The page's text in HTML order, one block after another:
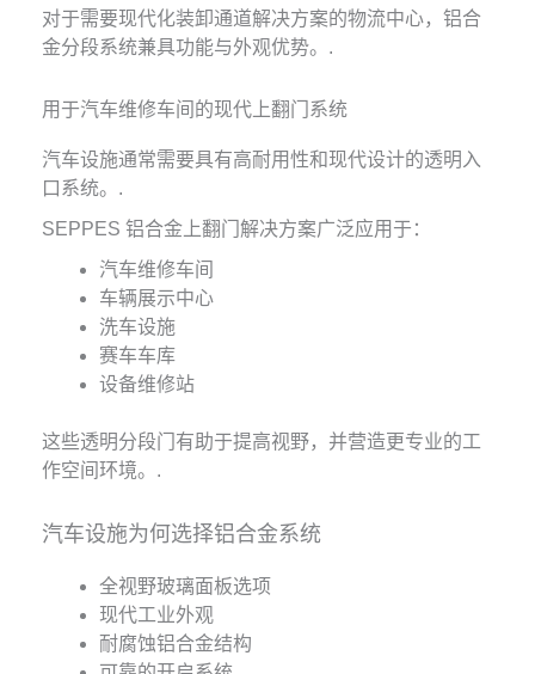
对于需要现代化装卸通道解决方案的物流中心，铝合
金分段系统兼具功能与外观优势。.
用于汽车维修车间的现代上翻门系统
汽车设施通常需要具有高耐用性和现代设计的透明入
口系统。.
SEPPES 铝合金上翻门解决方案广泛应用于：
汽车维修车间
车辆展示中心
洗车设施
赛车车库
设备维修站
这些透明分段门有助于提高视野，并营造更专业的工
作空间环境。.
汽车设施为何选择铝合金系统
全视野玻璃面板选项
现代工业外观
耐腐蚀铝合金结构